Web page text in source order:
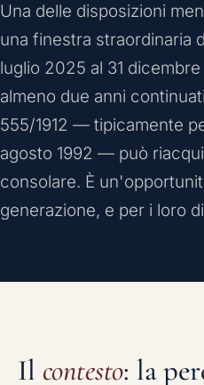
Una delle disposizioni
una finestra straordinaria
luglio 2025 al 31
almeno due anni
555/1912 — tipicamente
agosto 1992 — può
consolare. È
generazione, e per i loro
Il contesto: la